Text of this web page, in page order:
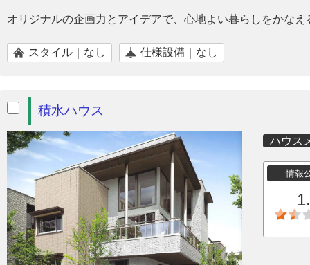
オリジナルの企画力とアイデアで、心地よい暮らしをかなえ
スタイル｜なし 仕様設備｜なし
積水ハウス
ハウス
情報